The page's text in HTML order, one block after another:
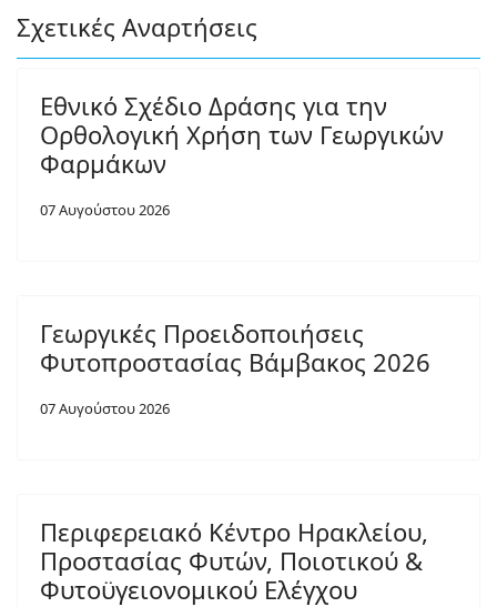
Σχετικές Αναρτήσεις
Εθνικό Σχέδιο Δράσης για την
Ορθολογική Χρήση των Γεωργικών
Φαρμάκων
07 Αυγούστου 2026
Γεωργικές Προειδοποιήσεις
Φυτοπροστασίας Βάμβακος 2026
07 Αυγούστου 2026
Περιφερειακό Κέντρο Ηρακλείου,
Προστασίας Φυτών, Ποιοτικού &
Φυτοϋγειονομικού Ελέγχου